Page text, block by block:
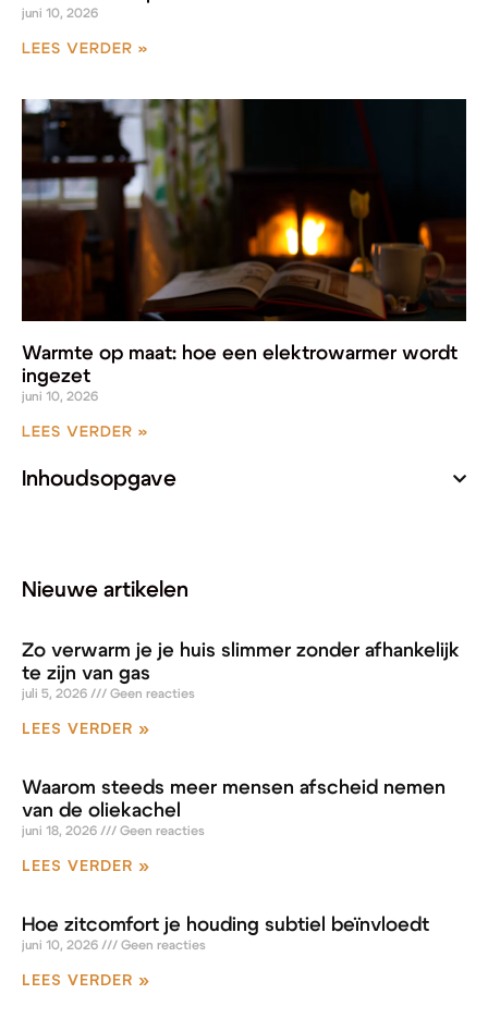
juni 10, 2026
LEES VERDER »
Warmte op maat: hoe een elektrowarmer wordt
ingezet
juni 10, 2026
LEES VERDER »
Inhoudsopgave
Nieuwe artikelen
Zo verwarm je je huis slimmer zonder afhankelijk
te zijn van gas
juli 5, 2026 Geen reacties
LEES VERDER »
Waarom steeds meer mensen afscheid nemen
van de oliekachel
juni 18, 2026 Geen reacties
LEES VERDER »
Hoe zitcomfort je houding subtiel beïnvloedt
juni 10, 2026 Geen reacties
LEES VERDER »